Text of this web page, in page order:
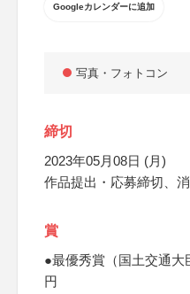
Googleカレンダーに追加
写真・フォトコン
締切
2023年05月08日 (月)
作品提出・応募締切、
賞
●最優秀賞（国土交通
円